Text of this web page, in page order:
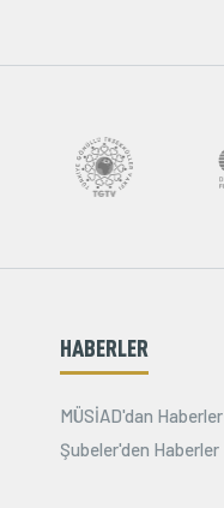
HABERLER
MÜSİAD'dan Haberler
Şubeler'den Haberler